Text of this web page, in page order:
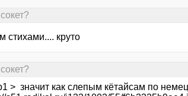
стихами.... круто
> значит как слепым кётайсам по